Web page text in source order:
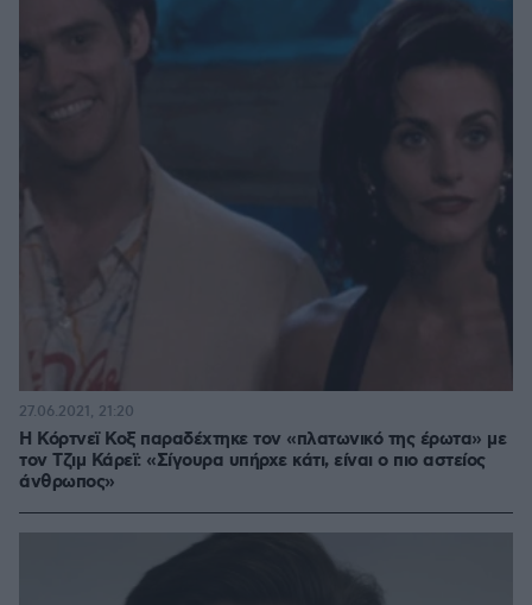
Η Κόρτνεϊ Κοξ παραδέχτηκε τον «πλατωνικό της έρωτα» με
τον Τζιμ Κάρεϊ: «Σίγουρα υπήρχε κάτι, είναι ο πιο αστείος
άνθρωπος»
27.06.2021, 21:20